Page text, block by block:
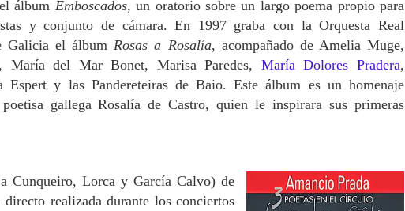
álbum Emboscados, un oratorio sobre un largo poema propio para
y conjunto de cámara. En 1997 graba con la Orquesta Real
Galicia el álbum Rosas a Rosalía, acompañado de Amelia Muge,
María del Mar Bonet, Marisa Paredes, María Dolores Pradera,
Espert y las Pandereteiras de Baio. Este álbum es un homenaje
gallega Rosalía de Castro, quien le inspirara sus primeras
Cunqueiro, Lorca y García Calvo) de
realizada durante los conciertos